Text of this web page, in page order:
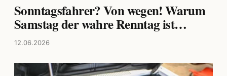
Sonntagsfahrer? Von wegen! Warum
Samstag der wahre Renntag ist…
12.06.2026